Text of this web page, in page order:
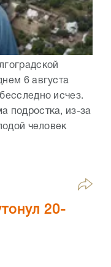
6 августа
исчез.
подростка, из-за
человек
20-